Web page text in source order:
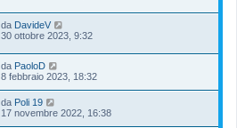
da DavideV
30 ottobre 2023, 9:32
da PaoloD
8 febbraio 2023, 18:32
da Poli 19
17 novembre 2022, 16:38